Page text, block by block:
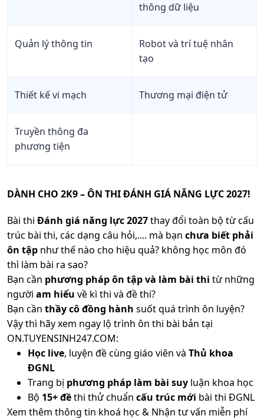
thông dữ liệu
Quản lý thông tin
Robot và trí tuệ nhân
tạo
Thiết kế vi mạch Thương mại điện tử
Truyền thông đa
phương tiện
DÀNH CHO 2K9 – ÔN THI ĐÁNH GIÁ NĂNG LỰC 2027!
Bài thi Đánh giá năng lực 2027thay đổi toàn bộ từ cấu
trúc bài thi, các dạng câu hỏi,.... mà bạn chưa biết phải
ôn tập như thế nào cho hiệu quả? không học môn đó
thì làm bài ra sao?
Bạn cần phương pháp ôn tập và làm bài thi từ những
người am hiểu về kì thi và đề thi?
Bạn cần thầy cô đồng hành suốt quá trình ôn luyện?
Vậy thì hãy xem ngay lộ trình ôn thi bài bản tại
ON.TUYENSINH247.COM:
Học live, luyện đề cùng giáo viên và Thủ khoa
ĐGNL
Trang bị phương pháp làm bài suy luận khoa học
Bộ 15+ đềthi thử chuẩn cấu trúc mới bài thi ĐGNL
Xem thêm thông tin khoá học & Nhận tư vấn miễn phí